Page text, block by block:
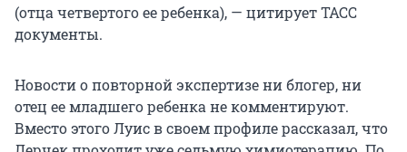
(отца четвертого ее ребенка), — цитирует ТАСС
документы.
Новости о повторной экспертизе ни блогер, ни
отец ее младшего ребенка не комментируют.
Вместо этого Луис в своем профиле рассказал, что